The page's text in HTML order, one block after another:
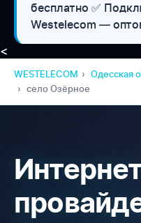
бесплатно ✅
Westelecom —
<
WESTELECOM Одесская
село Озёрное